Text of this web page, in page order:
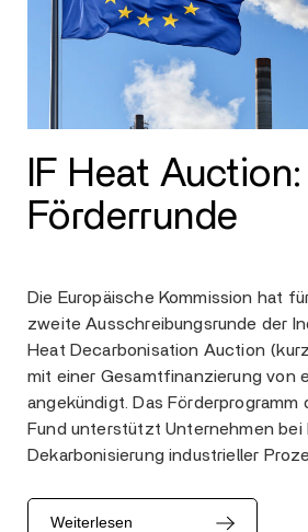
IF Heat
Förderrunde
Die Europäische Kommission hat
zweite Ausschreibungsrunde der
Heat Decarbonisation Auction
mit einer Gesamtfinanzierung von
angekündigt. Das Förderprogramm
Fund unterstützt Unternehmen bei
Dekarbonisierung industrieller
Weiterlesen